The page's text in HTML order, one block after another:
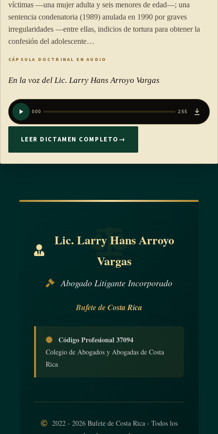
víctimas —una mujer adulta y seis menores de edad—; una
sentencia condenatoria (1989) anulada en 1990 por graves
irregularidades —entre ellas, indicios de tortura para obtener la
confesión del adolescente…
CÁPSULA DOCTRINAL EN AUDIO
En la voz del Lic. Larry Hans Arroyo Vargas
0:00 2:55
LEER DICTAMEN COMPLETO →
Lic. Larry Hans Arroyo
Vargas
Abogado Litigante Incorporado
Bufete de Costa Rica
Código Profesional 37094
Colegio de Abogados y Abogadas de Costa
Rica
2022 - 2026 Bufete de Costa Rica - Todos los